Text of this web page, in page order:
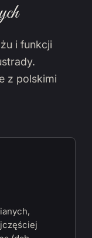
i funkcji
z polskimi